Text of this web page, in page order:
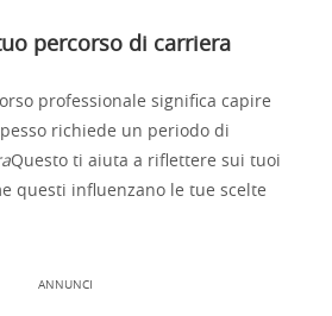
percorso di carriera
professionale significa capire
richiede un periodo di
Questo ti aiuta a riflettere sui tuoi
questi influenzano le tue scelte
ANNUNCI